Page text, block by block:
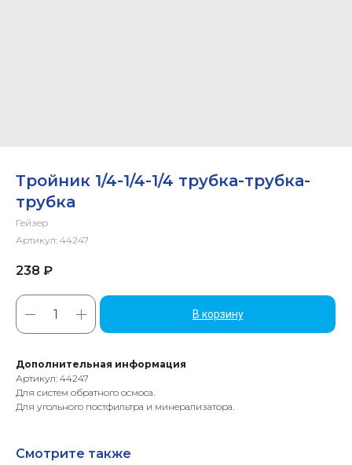
Тройник 1/4-1/4-1/4 трубка-трубка-
трубка
Гейзер
Артикул: 44247
238 ₽
В корзину
Дополнительная информация
Артикул: 44247
Для систем обратного осмоса.
Для угольного постфильтра и минерализатора.
Смотрите также